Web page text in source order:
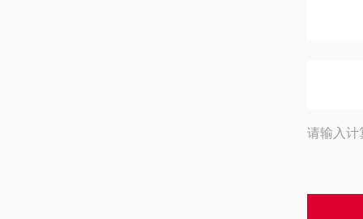
请输入计